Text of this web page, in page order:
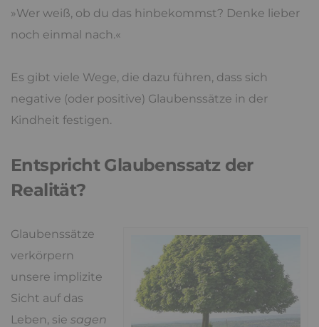
»Wer weiß, ob du das hinbekommst? Denke lieber
noch einmal nach.«
Es gibt viele Wege, die dazu führen, dass sich
negative (oder positive) Glaubenssätze in der
Kindheit festigen.
Entspricht Glaubenssatz der
Realität?
Glaubenssätze
verkörpern
unsere implizite
Sicht auf das
Leben, sie sagen